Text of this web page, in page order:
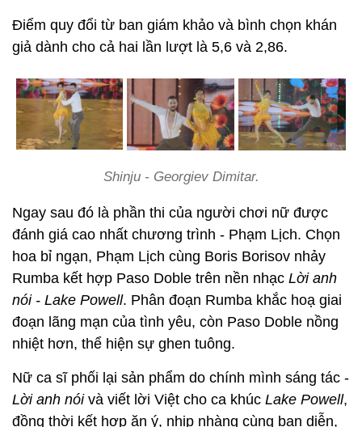
Điểm quy đổi từ ban giám khảo và bình chọn khán
giả dành cho cả hai lần lượt là 5,6 và 2,86.
Shinju - Georgiev Dimitar.
Ngay sau đó là phần thi của người chơi nữ được
đánh giá cao nhất chương trình - Phạm Lịch. Chọn
hoa bỉ ngạn, Phạm Lịch cùng Boris Borisov nhảy
Rumba kết hợp Paso Doble trên nền nhạc Lời anh
nói - Lake Powell. Phân đoạn Rumba khắc hoạ giai
đoạn lãng mạn của tình yêu, còn Paso Doble nồng
nhiệt hơn, thể hiện sự ghen tuông.
Nữ ca sĩ phối lại sản phẩm do chính mình sáng tác -
Lời anh nóivà viết lời Việt cho ca khúc Lake Powell,
đồng thời kết hợp ăn ý, nhịp nhàng cùng bạn diễn,